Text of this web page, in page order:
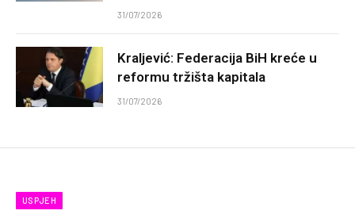
31/07/2026
Kraljević: Federacija BiH kreće u
reformu tržišta kapitala
31/07/2026
USPJEH